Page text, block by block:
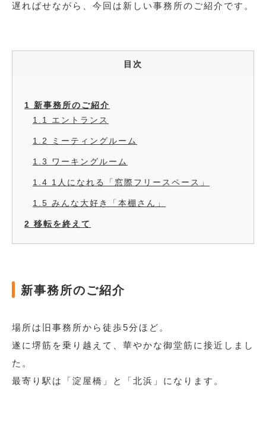
遅ればせながら、今回は新しい事務所のご紹介です。
目次
1 新事務所のご紹介
1.1
エントランス
1.2 ミーティングルーム
1.3 ワーキングルーム
1.4 1人になれる「窓際フリースペース」
1.5 みんな大好き「本棚さん」
2 移転を終えて
新事務所のご紹介
場所は旧事務所から徒歩5分ほど。
遂に堺筋を乗り越えて、華やかな御堂筋に接近しまし
た。
最寄り駅は「淀屋橋」と「北浜」になります。